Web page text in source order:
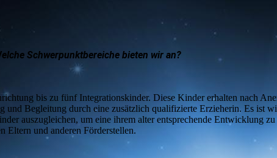
Schwerpunktbereiche bieten wir an?
bis zu fünf Integrationskinder. Diese Kinder erhalten nach
und Begleitung durch eine zusätzlich qualifizierte Erzieherin. Es ist
auszugleichen, um eine ihrem alter entsprechende Entwicklung
Eltern und anderen Förderstellen.